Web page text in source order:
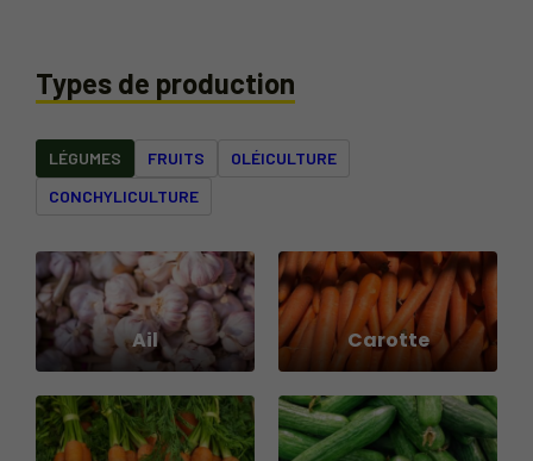
Types de production
LÉGUMES FRUITS
OLÉICULTURE
CONCHYLICULTURE
Ail Carotte